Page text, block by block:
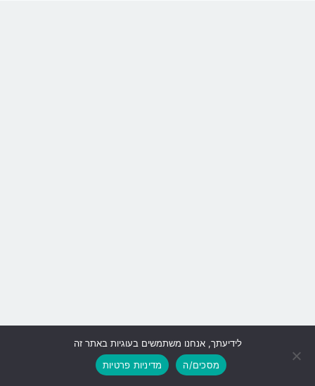
גלילה
לראש
לידיעתך, אנחנו משתמשים בעוגיות באתר זה
מסכים/ה
מדיניות פרטיות